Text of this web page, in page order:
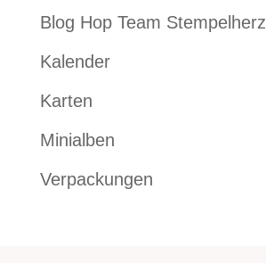
Blog Hop Team Stempelherz
Kalender
Karten
Minialben
Verpackungen